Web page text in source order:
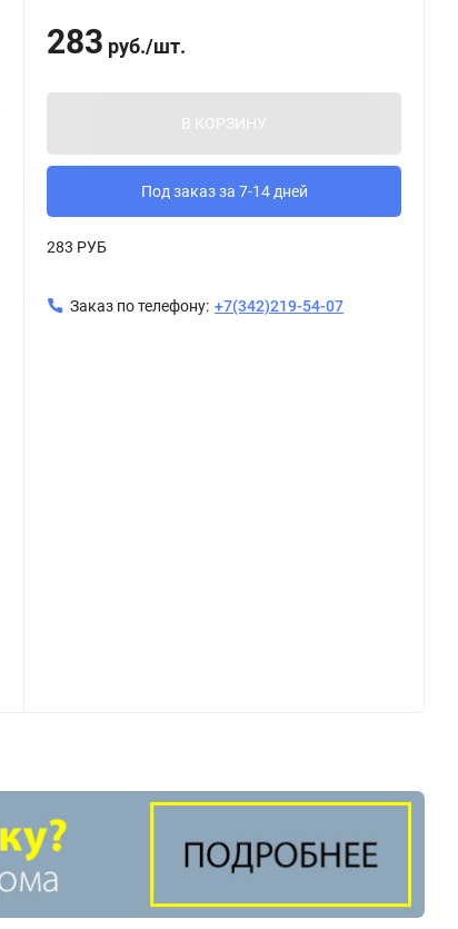
283 руб./шт.
В КОРЗИНУ
Под заказ за 7-14 дней
283 РУБ
Заказ по телефону: +7(342)219-54-07